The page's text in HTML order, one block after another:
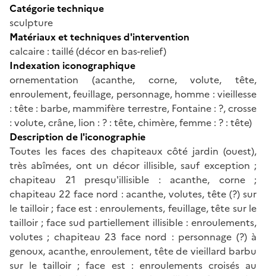
Catégorie technique
sculpture
Matériaux et techniques d'intervention
calcaire : taillé (décor en bas-relief)
Indexation iconographique
ornementation (acanthe, corne, volute, tête,
enroulement, feuillage, personnage, homme : vieillesse
: tête : barbe, mammifère terrestre, Fontaine : ?, crosse
: volute, crâne, lion : ? : tête, chimère, femme : ? : tête)
Description de l'iconographie
Toutes les faces des chapiteaux côté jardin (ouest),
très abîmées, ont un décor illisible, sauf exception ;
chapiteau 21 presqu'illisible : acanthe, corne ;
chapiteau 22 face nord : acanthe, volutes, tête (?) sur
le tailloir ; face est : enroulements, feuillage, tête sur le
tailloir ; face sud partiellement illisible : enroulements,
volutes ; chapiteau 23 face nord : personnage (?) à
genoux, acanthe, enroulement, tête de vieillard barbu
sur le tailloir ; face est : enroulements croisés au